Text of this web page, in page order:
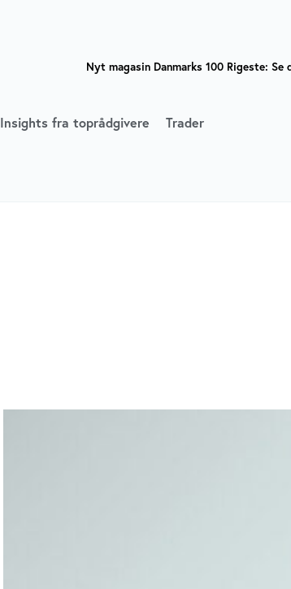
Nyt magasin Danmarks 100 Rigeste: Se
Insights fra toprådgivere
Trader